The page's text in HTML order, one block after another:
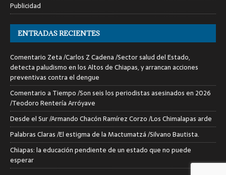
Publicidad
ENTRADAS RECIENTES
Comentario Zeta /Carlos Z Cadena /Sector salud del Estado,
detecta paludismo en los Altos de Chiapas, y arrancan acciones
preventivas contra el dengue
Comentario a Tiempo /Son seis los periodistas asesinados en 2026
/Teodoro Rentería Arróyave
Desde el Sur /Armando Chacón Ramírez Corzo /Los Chimalapas arde
Palabras Claras /El estigma de la Mactumatzá /Silvano Bautista.
Chiapas: la educación pendiente de un estado que no puede
esperar